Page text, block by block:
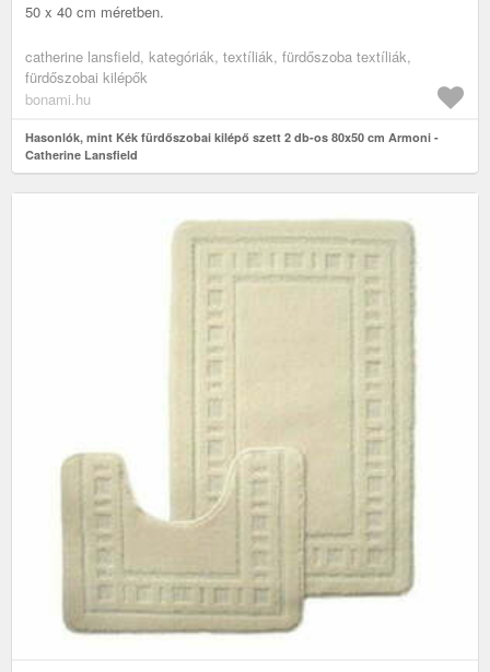
50 x 40 cm méretben.
catherine lansfield, kategóriák, textíliák, fürdőszoba textíliák,
fürdőszobai kilépők
bonami.hu
Hasonlók, mint Kék fürdőszobai kilépő szett 2 db-os 80x50 cm Armoni -
Catherine Lansfield